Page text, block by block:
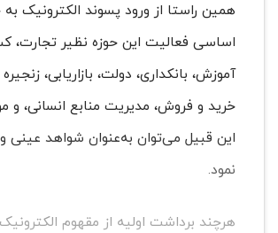
همین راستا از ورود پسوند الکترونیک
اساسی فعالیت این حوزه نظیر تجارت،
آموزش، بانکداری، دولت، بازاریابی،
خرید و فروش، مدیریت منابع انسانی، و
این قبیل می‌توان به‌عنوان شواهد عینی
نمود.
هرچند برداشت اولیه از مقهوم